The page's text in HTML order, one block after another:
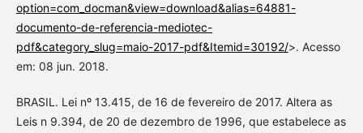
option=com_docman&view=download&alias=64881-
documento-de-referencia-mediotec-
pdf&category_slug=maio-2017-pdf&Itemid=30192/>. Acesso
em: 08 jun. 2018.
BRASIL. Lei nº 13.415, de 16 de fevereiro de 2017. Altera as
Leis n 9.394, de 20 de dezembro de 1996, que estabelece as